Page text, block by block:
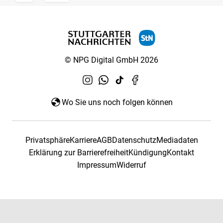
© NPG Digital GmbH 2026
Wo Sie uns noch folgen können
PrivatsphäreKarriereAGBDatenschutzMediadaten
Erklärung zur BarrierefreiheitKündigungKontakt
ImpressumWiderruf